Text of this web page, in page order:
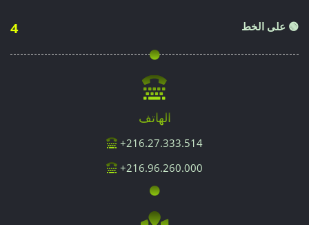
🟢 على الخط 4
الهاتف
216.27.333.514+
216.96.260.000+